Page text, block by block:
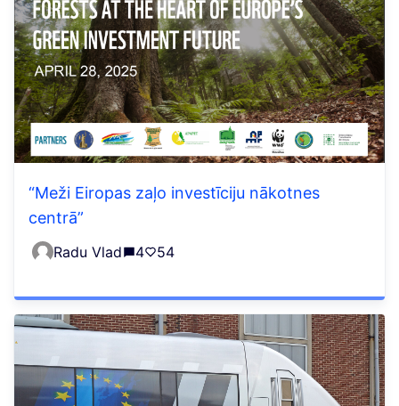
“Meži Eiropas zaļo investīciju nākotnes
centrā”
Radu Vlad 4 54